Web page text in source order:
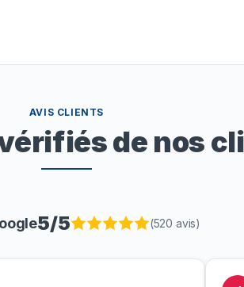
AVIS CLIENTS
de nos
5/5 (520 avis)